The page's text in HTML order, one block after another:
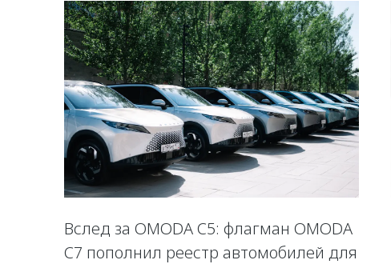
Вслед за OMODA C5: флагман OMODA
C7 пополнил реестр автомобилей для